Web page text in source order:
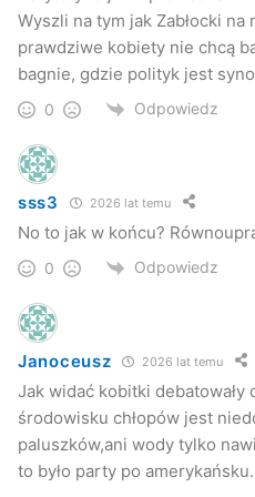
Dodała jednak, że
kilku powodów.
–Biorąc pod uwagę, że mimo
Wyszli na tym jak Zabłocki
prawdziwe kobiety nie chcą
bagnie, gdzie polityk jest
0 Odpowiedz
sss3 2026 lat temu
No to jak w końcu?
0 Odpowiedz
Janoceusz 2026 lat temu
Jak widać kobitki debatowały
środowisku chłopów jest
paluszków,ani wody tylko
to było party po